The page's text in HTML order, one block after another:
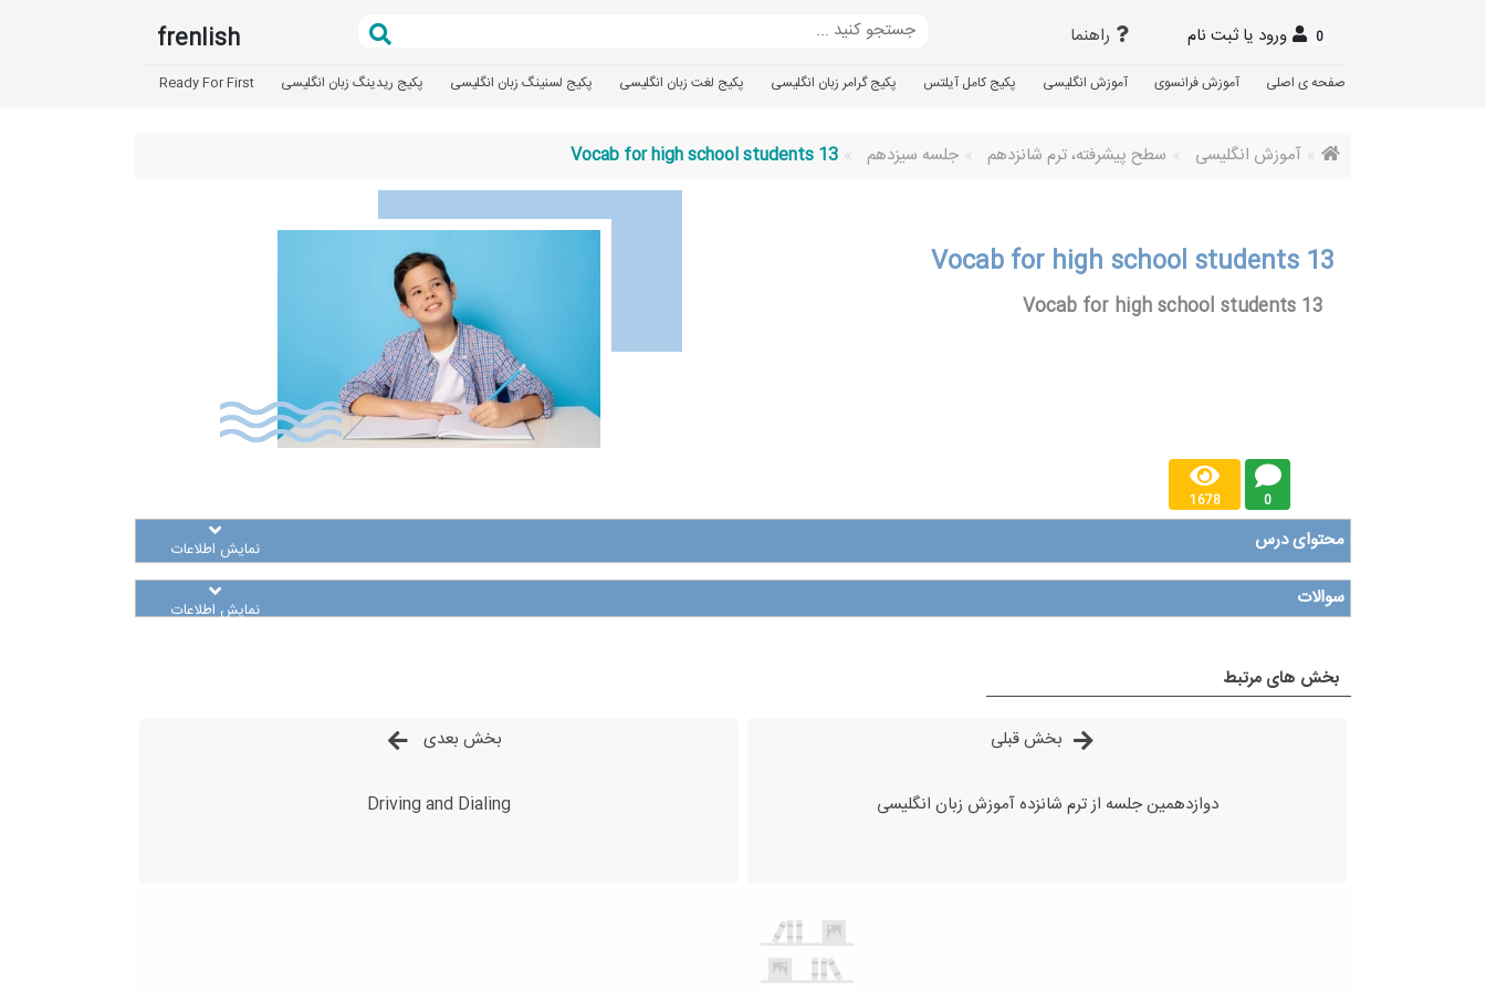
frenlish راهنما 0 ورود یا ثبت نام
صفحه ی اصلی آموزش فرانسوی آموزش انگلیسی پکیج کامل آیلتس پکیج گرامر زبان انگلیسی پکیج لغت زبان انگلیسی پکیج لسنینگ زبان انگلیسی پکیج ریدینگ زبان انگلیسی Ready For First
آموزش انگلیسی سطح پیشرفته، ترم شانزدهم جلسه سیزدهم Vocab for high school students 13
Vocab for high school students 13
Vocab for high school students 13
1678 0
محتوای درس نمایش اطلاعات
سوالات نمایش اطلاعات
بخش های مرتبط
بخش قبلی
دوازدهمین جلسه از ترم شانزده آموزش زبان انگلیسی
بخش بعدی
Driving and Dialing